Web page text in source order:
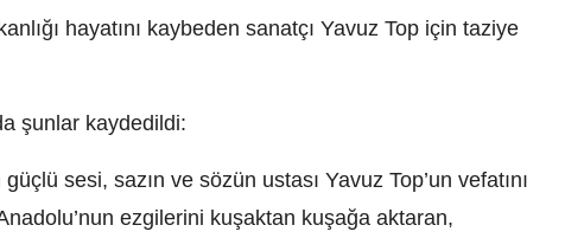
hayatını kaybeden sanatçı Yavuz Top için taziye
şunlar kaydedildi:
sesi, sazın ve sözün ustası Yavuz Top’un vefatını
ezgilerini kuşaktan kuşağa aktaran,